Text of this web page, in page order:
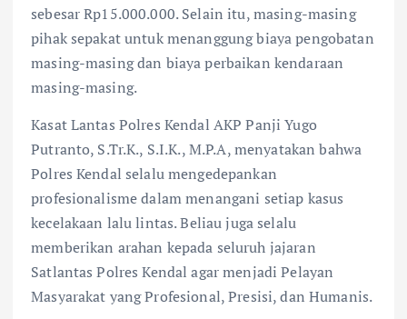
sebesar Rp15.000.000. Selain itu, masing-masing
pihak sepakat untuk menanggung biaya pengobatan
masing-masing dan biaya perbaikan kendaraan
masing-masing.
Kasat Lantas Polres Kendal AKP Panji Yugo
Putranto, S.Tr.K., S.I.K., M.P.A, menyatakan bahwa
Polres Kendal selalu mengedepankan
profesionalisme dalam menangani setiap kasus
kecelakaan lalu lintas. Beliau juga selalu
memberikan arahan kepada seluruh jajaran
Satlantas Polres Kendal agar menjadi Pelayan
Masyarakat yang Profesional, Presisi, dan Humanis.